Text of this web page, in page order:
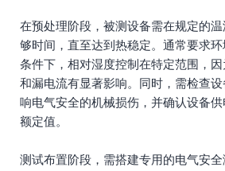
在预处理阶段，被测设备需在规定的
够时间，直至达到热稳定。通常要求
条件下，相对湿度控制在特定范围，
和漏电流有显著影响。同时，需检查
响电气安全的机械损伤，并确认设备
额定值。
测试布置阶段，需搭建专用的电气安